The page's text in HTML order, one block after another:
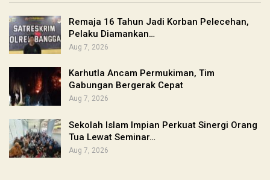
Remaja 16 Tahun Jadi Korban Pelecehan,
Pelaku Diamankan…
Aug 7, 2026
Karhutla Ancam Permukiman, Tim
Gabungan Bergerak Cepat
Aug 7, 2026
Sekolah Islam Impian Perkuat Sinergi Orang
Tua Lewat Seminar…
Aug 7, 2026